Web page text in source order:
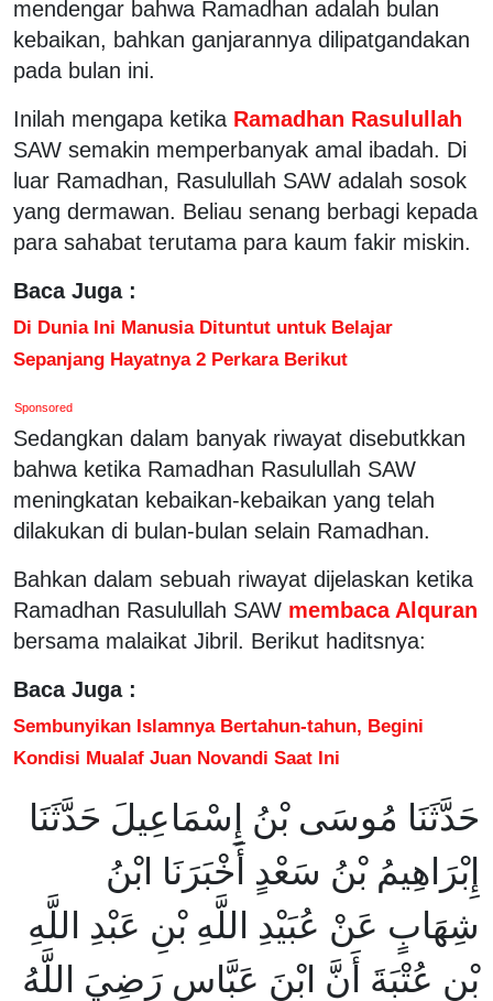
mendengar bahwa Ramadhan adalah bulan
kebaikan, bahkan ganjarannya dilipatgandakan
pada bulan ini.
Inilah mengapa ketika Ramadhan Rasulullah
SAW semakin memperbanyak amal ibadah. Di
luar Ramadhan, Rasulullah SAW adalah sosok
yang dermawan. Beliau senang berbagi kepada
para sahabat terutama para kaum fakir miskin.
Baca Juga :
Di Dunia Ini Manusia Dituntut untuk Belajar
Sepanjang Hayatnya 2 Perkara Berikut
Sponsored
Sedangkan dalam banyak riwayat disebutkkan
bahwa ketika Ramadhan Rasulullah SAW
meningkatan kebaikan-kebaikan yang telah
dilakukan di bulan-bulan selain Ramadhan.
Bahkan dalam sebuah riwayat dijelaskan ketika
Ramadhan Rasulullah SAW membaca Alquran
bersama malaikat Jibril. Berikut haditsnya:
Baca Juga :
Sembunyikan Islamnya Bertahun-tahun, Begini
Kondisi Mualaf Juan Novandi Saat Ini
حَدَّثَنَا مُوسَى بْنُ إِسْمَاعِيلَ حَدَّثَنَا
إِبْرَاهِيمُ بْنُ سَعْدٍ أَخْبَرَنَا ابْنُ
شِهَابٍ عَنْ عُبَيْدِ اللَّهِ بْنِ عَبْدِ اللَّهِ
بْنِ عُتْبَةَ أَنَّ ابْنَ عَبَّاسٍ رَضِيَ اللَّهُ